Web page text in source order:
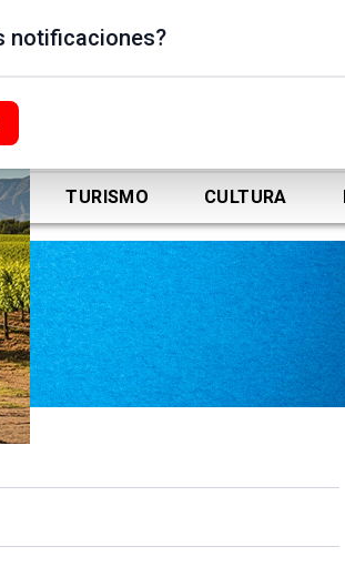
TURISMO CULTURA
notificaciones?